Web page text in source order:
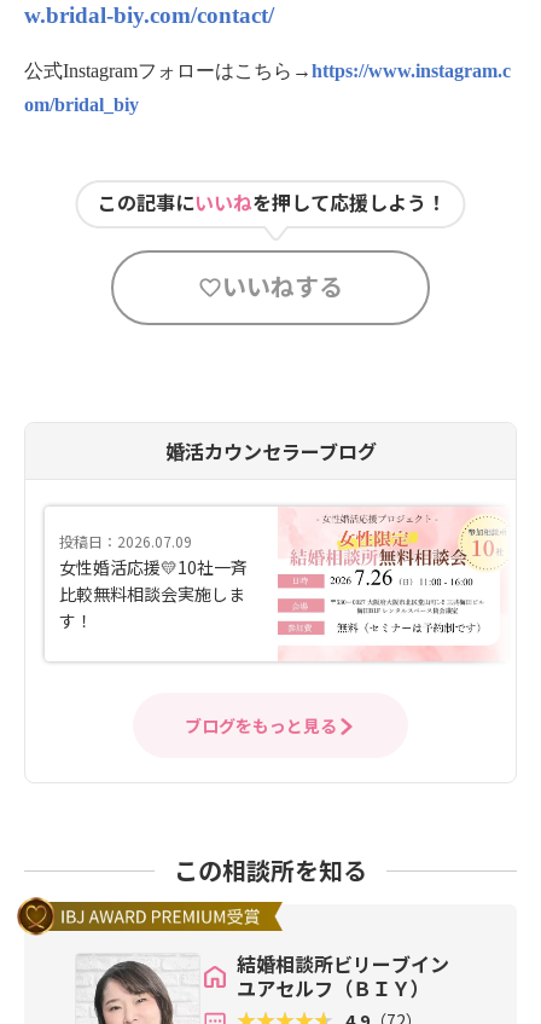
w.bridal-biy.com/contact/
公式Instagramフォローはこちら →https://www.instagram.c
om/bridal_biy
この記事にいいねを押して応援しよう！
いいねする
婚活カウンセラーブログ
投稿日：2026.07.09
女性婚活応援💛10社一斉
比較無料相談会実施しま
す！
ブログをもっと見る
この相談所を知る
結婚相談所ビリーブイン
ユアセルフ（ＢＩＹ）